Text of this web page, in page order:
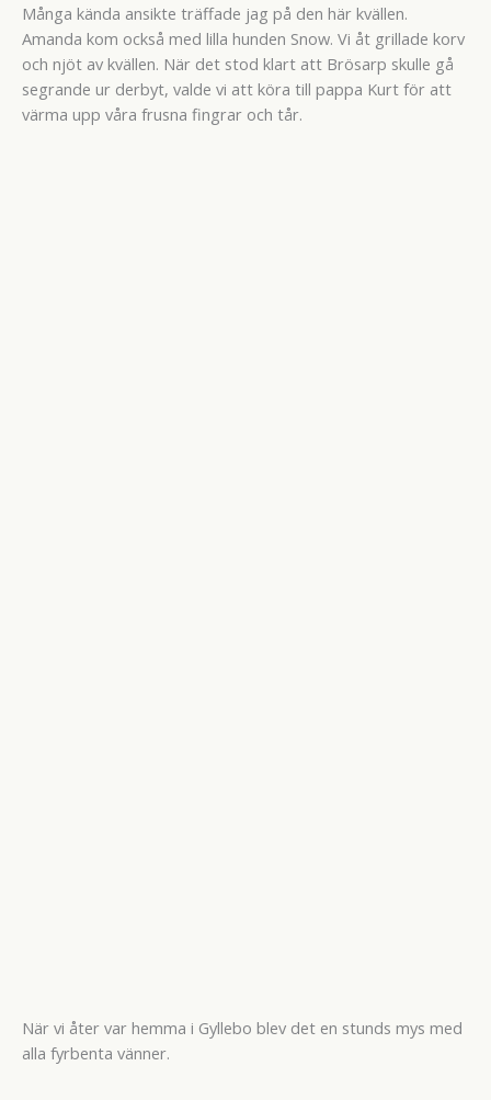
Många kända ansikte träffade jag på den här kvällen.
Amanda kom också med lilla hunden Snow. Vi åt grillade korv
och njöt av kvällen. När det stod klart att Brösarp skulle gå
segrande ur derbyt, valde vi att köra till pappa Kurt för att
värma upp våra frusna fingrar och tår.
När vi åter var hemma i Gyllebo blev det en stunds mys med
alla fyrbenta vänner.